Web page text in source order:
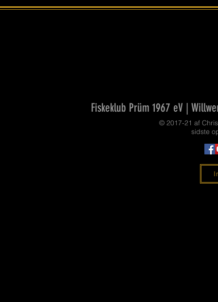
Fiskeklub Prüm 1967 eV |
© 2017-21 af
sidste